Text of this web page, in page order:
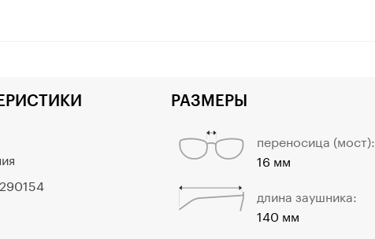
РАЗМЕРЫ
переносица (мост):
16 мм
длина заушника:
140 мм